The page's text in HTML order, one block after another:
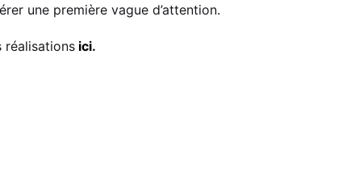
une première vague d’attention.
réalisations ici.